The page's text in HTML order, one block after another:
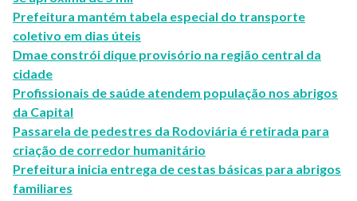
Prefeitura mantém tabela especial do transporte
coletivo em dias úteis
Dmae constrói dique provisório na região central da
cidade
Profissionais de saúde atendem população nos abrigos
da Capital
Passarela de pedestres da Rodoviária é retirada para
criação de corredor humanitário
Prefeitura inicia entrega de cestas básicas para abrigos
familiares